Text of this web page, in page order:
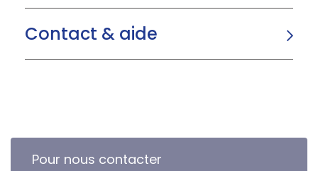
Contact & aide
Pour nous contacter